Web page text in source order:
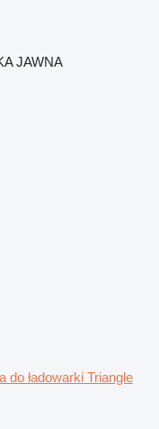
JAWNA
do ładowarki Triangle